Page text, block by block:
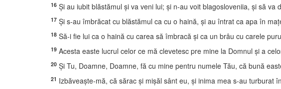
16 Şi au iubit blăstămul şi va veni lui; şi n-au voit blagosloveniia, şi să va
17 Şi s-au îmbrăcat cu blăstămul ca cu o haină, şi au întrat ca apa în
18 Să-i fie lui ca o haină cu carea să îmbracă şi ca un brâu cu carele
19 Acesta easte lucrul celor ce mă clevetesc pre mine la Domnul şi a
20 Şi Tu, Doamne, Doamne, fă cu mine pentru numele Tău, că bună
21 Izbăveaşte-mă, că sărac şi mişăl sânt eu, şi inima mea s-au turburat